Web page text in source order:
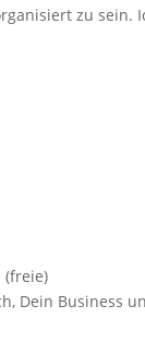
zu sein.
(freie)
Dein Business